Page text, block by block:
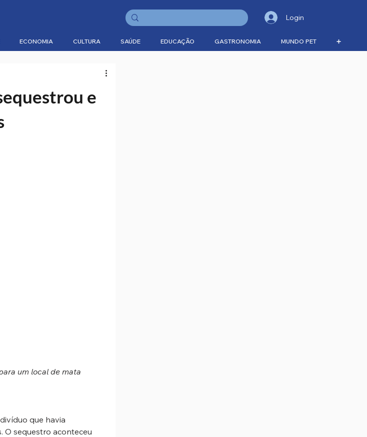
Login
ECONOMIA CULTURA SAÚDE EDUCAÇÃO GASTRONOMIA MUNDO PET ➕
e
um local de mata
que havia
O sequestro aconteceu